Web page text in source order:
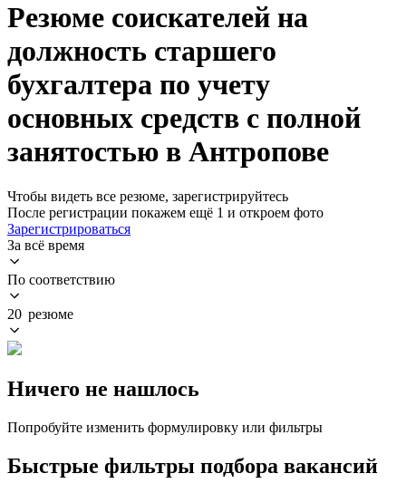
Резюме соискателей на
должность старшего
бухгалтера по учету
основных средств с полной
занятостью в Антропове
Чтобы видеть все резюме, зарегистрируйтесь
После регистрации покажем ещё 1 и откроем фото
Зарегистрироваться
За всё время
По соответствию
20 резюме
Ничего не нашлось
Попробуйте изменить формулировку или фильтры
Быстрые фильтры подбора вакансий